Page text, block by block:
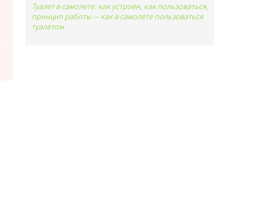
Туалет в самолете: как устроен, как пользоваться,
принцип работы — как в самолете пользоваться
туалетом